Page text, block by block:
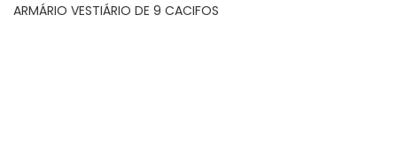
ARMÁRIO VESTIÁRIO DE 9 CACIFOS